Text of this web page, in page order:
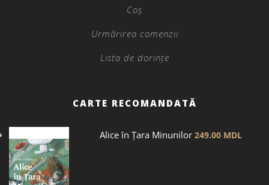
Coș
Urmărirea comenzii
Lista de dorințe
CARTE RECOMANDATĂ
Alice în Țara Minunilor 249.00 MDL